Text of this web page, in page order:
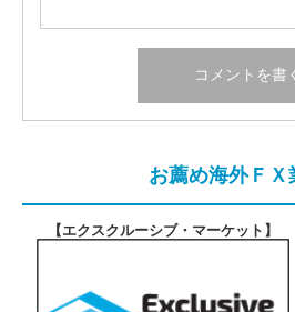
お薦め海外ＦＸ
【エクスクルーシブ・マーケット 】